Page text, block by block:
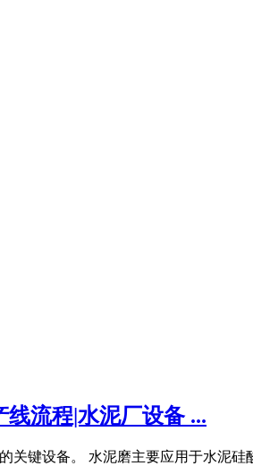
流程|水泥厂设备 ...
关键设备。 水泥磨主要应用于水泥